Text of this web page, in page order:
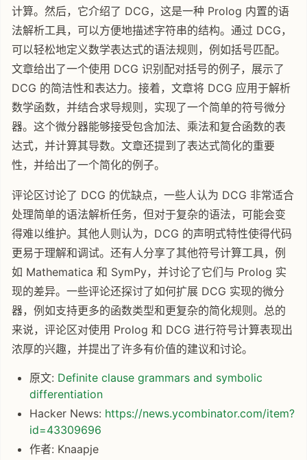
计算。然后，它介绍了 DCG，这是一种 Prolog 内置的语
法解析工具，可以方便地描述字符串的结构。通过 DCG，
可以轻松地定义数学表达式的语法规则，例如括号匹配。
文章给出了一个使用 DCG 识别配对括号的例子，展示了
DCG 的简洁性和表达力。接着，文章将 DCG 应用于解析
数学函数，并结合求导规则，实现了一个简单的符号微分
器。这个微分器能够接受包含加法、乘法和复合函数的表
达式，并计算其导数。文章还提到了表达式简化的重要
性，并给出了一个简化的例子。
评论区讨论了 DCG 的优缺点，一些人认为 DCG 非常适合
处理简单的语法解析任务，但对于复杂的语法，可能会变
得难以维护。其他人则认为，DCG 的声明式特性使得代码
更易于理解和调试。还有人分享了其他符号计算工具，例
如 Mathematica 和 SymPy，并讨论了它们与 Prolog 实
现的差异。一些评论还探讨了如何扩展 DCG 实现的微分
器，例如支持更多的函数类型和更复杂的简化规则。总的
来说，评论区对使用 Prolog 和 DCG 进行符号计算表现出
浓厚的兴趣，并提出了许多有价值的建议和讨论。
原文: Definite clause grammars and symbolic
differentiation
Hacker News: https://news.ycombinator.com/item?
id=43309696
作者: Knaapje